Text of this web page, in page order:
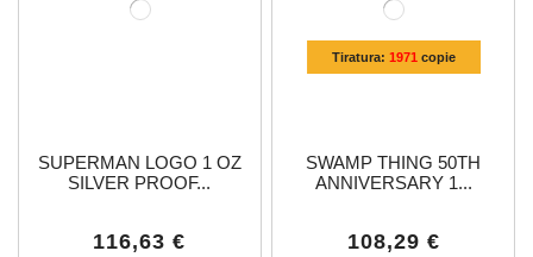
SUPERMAN LOGO 1 OZ
SILVER PROOF...
116,63 €
Tiratura: 1971 copie
SWAMP THING 50TH
ANNIVERSARY 1...
108,29 €